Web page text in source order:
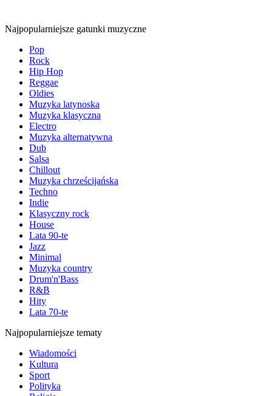
Najpopularniejsze gatunki muzyczne
Pop
Rock
Hip Hop
Reggae
Oldies
Muzyka latynoska
Muzyka klasyczna
Electro
Muzyka alternatywna
Dub
Salsa
Chillout
Muzyka chrześcijańska
Techno
Indie
Klasyczny rock
House
Lata 90-te
Jazz
Minimal
Muzyka country
Drum'n'Bass
R&B
Hity
Lata 70-te
Najpopularniejsze tematy
Wiadomości
Kultura
Sport
Polityka